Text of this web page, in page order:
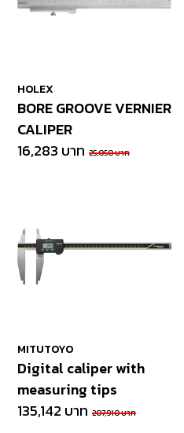
HOLEX
BORE GROOVE VERNIER
CALIPER
16,283 บาท 25,050 บาท
MITUTOYO
Digital caliper with
measuring tips
135,142 บาท 207,910 บาท